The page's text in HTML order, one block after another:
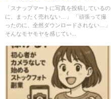
る改善策を解説！
「スナップマートに写真を投稿しているの
に、まったく売れない…」 「頑張って撮
ったのに、全然ダウンロードされない…」
そんなモヤモヤを感じてい...